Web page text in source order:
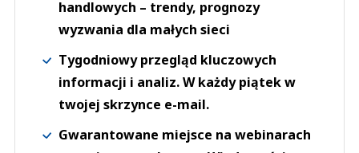
handlowych – trendy, prognozy
wyzwania dla małych sieci
Tygodniowy przegląd kluczowych
informacji i analiz. W każdy piątek w
twojej skrzynce e-mail.
Gwarantowane miejsce na webinarach